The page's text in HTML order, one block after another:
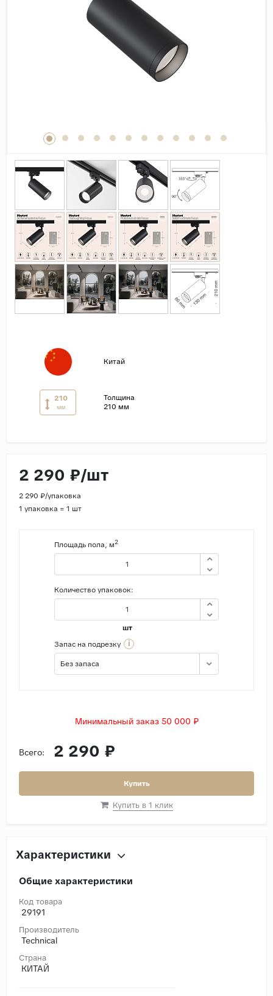
Поверхность
Матовая
Лаппатированная
Сатинированная
Карвинг
Структурная
Антискользящая
Страны
Россия
Китай
210
мм
Толщина
210 мм
2 290 ₽/шт
2 290 ₽/упаковка
1 упаковка = 1 шт
Площадь пола, м2
Количество упаковок:
шт
Запас на подрезку
i
Без запаса
Минимальный заказ 50 000 ₽
Всего: 2 290 ₽
Купить
Купить в 1 клик
Характеристики
Общие характеристики
Код товара
29191
Производитель
Technical
Страна
КИТАЙ